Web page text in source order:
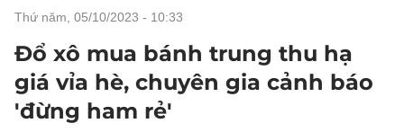
thứ năm, 05/10/2023 - 10:33
Đổ xô mua bánh trung thu hạ
giá vỉa hè, chuyên gia cảnh báo
'đừng ham rẻ'